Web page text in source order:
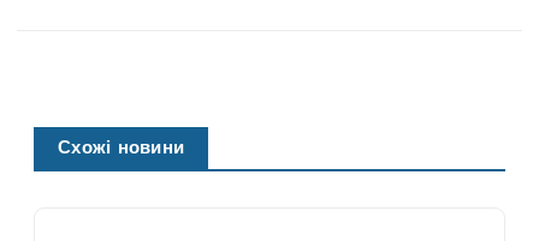
Схожі новини